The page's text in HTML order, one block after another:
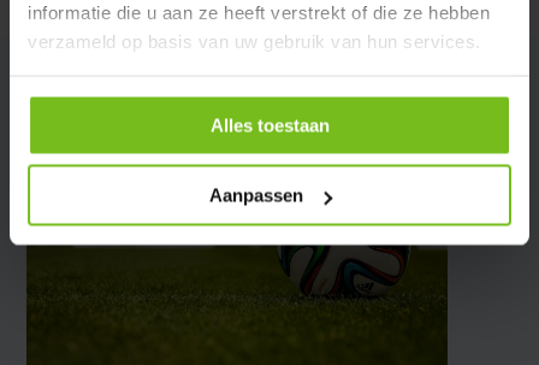
informatie die u aan ze heeft verstrekt of die ze hebben
verzameld op basis van uw gebruik van hun services.
Alles toestaan
Aanpassen